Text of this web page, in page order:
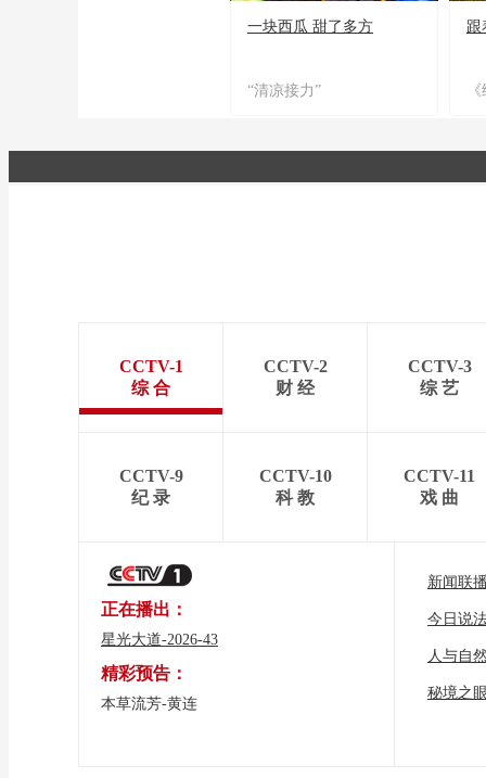
一块西瓜 甜了多方
“清凉接力”
跟
CCTV-1
综 合
CCTV-2
财 经
CCTV-3
综 艺
CCTV-9
纪 录
CCTV-10
科 教
CCTV-11
戏 曲
正在播出：
星光大道-2026-43
精彩预告：
本草流芳-黄连
新闻联
今日说
人与自
秘境之